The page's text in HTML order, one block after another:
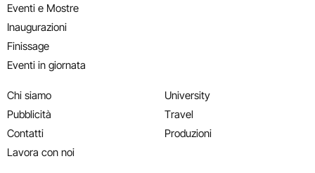
Eventi e Mostre
Inaugurazioni
Finissage
Eventi in giornata
Chi siamo
Pubblicità
Contatti
Lavora con noi
University
Travel
Produzioni